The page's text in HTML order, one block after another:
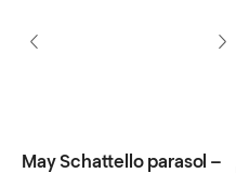
May Schattello parasol –